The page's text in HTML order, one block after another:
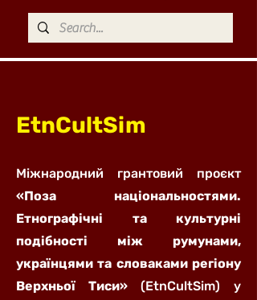
EtnCultSim
Міжнародний грантовий проєкт
«Поза національностями.
Етнографічні та культурні
подібності між румунами,
українцями та словаками регіону
Верхньої Тиси»(EtnCultSim) у